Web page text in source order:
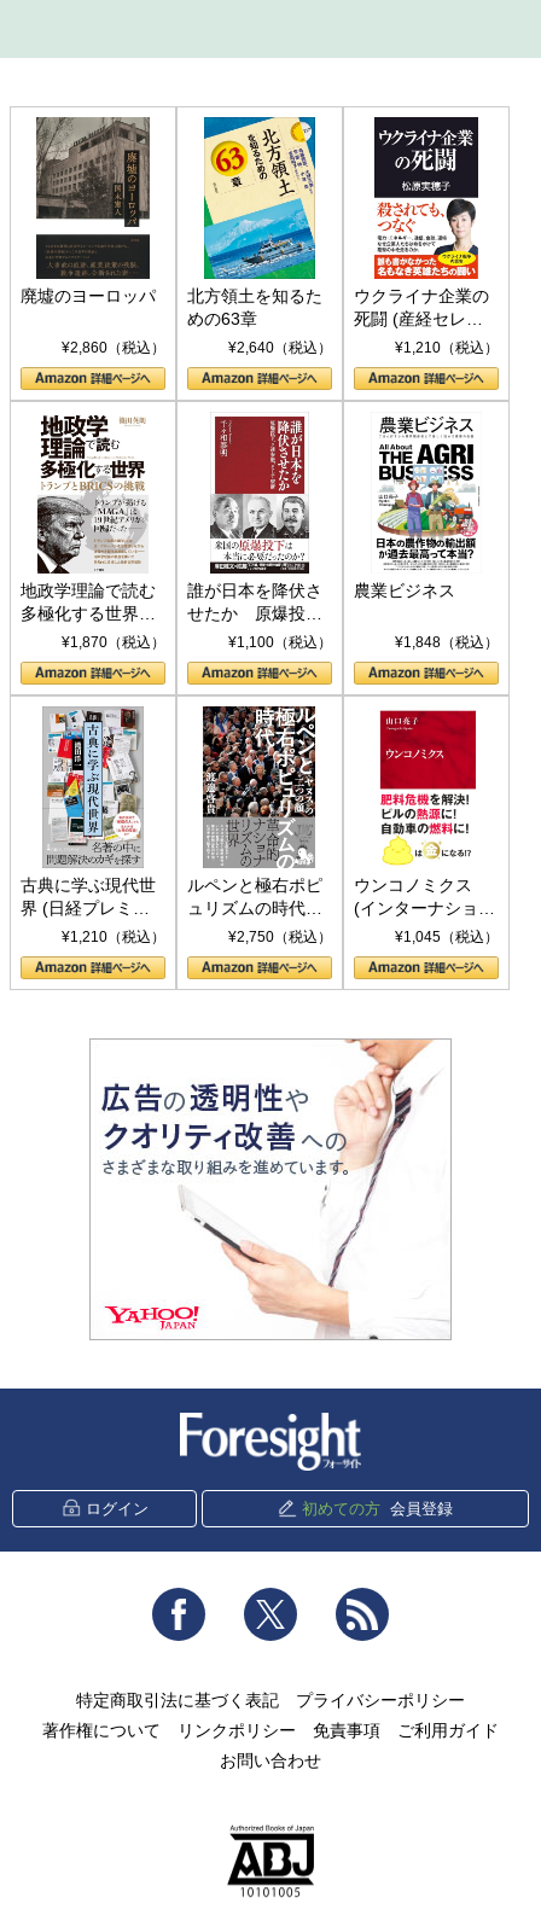
廃墟のヨーロッパ
¥2,860（税込）
北方領土を知るた
めの63章
¥2,640（税込）
ウクライナ企業の
死闘 (産経セレク
ト S 039)¥1,210（税込）
地政学理論で読む
多極化する世界：
トランプとBRICS
の挑戦
¥1,870（税込）
誰が日本を降伏さ
せたか 原爆投
下、ソ連参戦、そ
して聖断 (PHP新
書)
¥1,100（税込）
農業ビジネス
¥1,848（税込）
古典に学ぶ現代世
界 (日経プレミア
シリーズ)¥1,210（税込）
ルペンと極右ポピ
ュリズムの時代：
〈ヤヌス〉の二つ
の顔
¥2,750（税込）
ウンコノミクス
(インターナショナ
ル新書)¥1,045（税込）
ログイン 初めての方 会員登録
Facebook Twitter
特定商取引法に基づく表記
プライバシーポリシー
著作権について
リンクポリシー 免責事項
ご利用ガイド
お問い合わせ